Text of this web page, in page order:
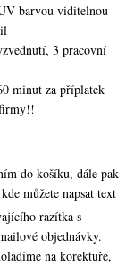
barvou viditelnou
3 pracovní
minut za příplatek
do košíku, dále pak
kde můžete napsat text
razítka s
objednávky.
na korektuře,